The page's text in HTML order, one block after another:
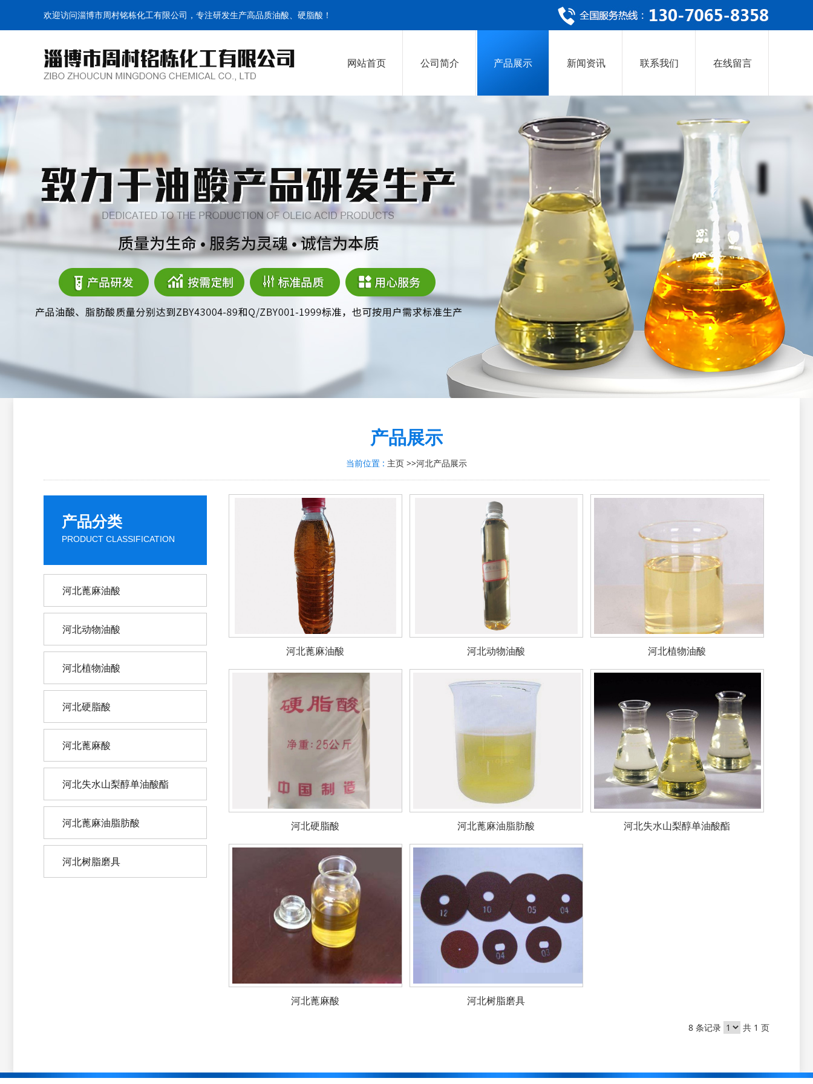
欢迎访问淄博市周村铭栋化工有限公司，专注研发生产高品质油酸、硬脂酸！
网站首页 公司简介 产品展示 新闻资讯 联系我们 在线留言
产品展示
当前位置 : 主页 >>河北产品展示
产品分类
PRODUCT CLASSIFICATION
河北蓖麻油酸
河北动物油酸
河北植物油酸
河北硬脂酸
河北蓖麻酸
河北失水山梨醇单油酸酯
河北蓖麻油脂肪酸
河北树脂磨具
河北蓖麻油酸 河北动物油酸 河北植物油酸
河北硬脂酸 河北蓖麻油脂肪酸 河北失水山梨醇单油酸酯
河北蓖麻酸 河北树脂磨具
8 条记录 共 1 页